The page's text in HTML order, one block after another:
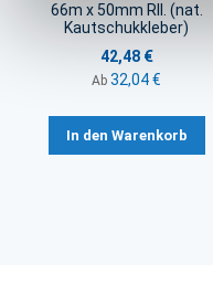
66m x 50mm Rll. (nat.
Kautschukkleber)
42,48 €
Ab 32,04 €
In den Warenkorb